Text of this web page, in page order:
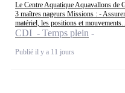
Le Centre Aquatique Aquavallons de
3 maîtres nageurs Missions : -
matériel, les positions et
CDI - Temps plein
Publié il y a 11 jours